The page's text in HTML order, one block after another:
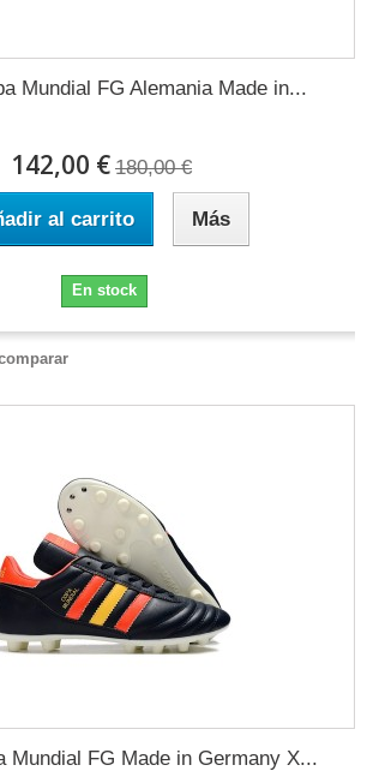
Mundial FG Alemania Made in...
142,00 € 180,00 €
al carrito Más
En stock
Mundial FG Made in Germany X...